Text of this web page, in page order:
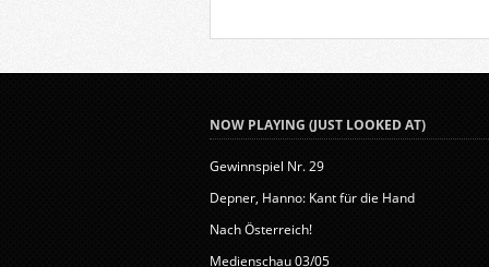
NOW PLAYING (JUST LOOKED AT)
Gewinnspiel Nr. 29
Depner, Hanno: Kant für die Hand
Nach Österreich!
Medienschau 03/05